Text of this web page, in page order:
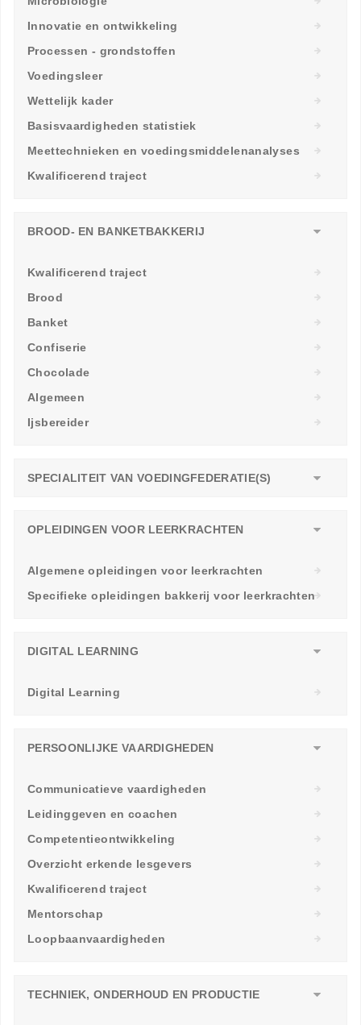
Innovatie en ontwikkeling
Processen - grondstoffen
Voedingsleer
Wettelijk kader
Basisvaardigheden statistiek
Meettechnieken en voedingsmiddelenanalyses
Kwalificerend traject
BROOD- EN BANKETBAKKERIJ
Kwalificerend traject
Brood
Banket
Confiserie
Chocolade
Algemeen
Ijsbereider
SPECIALITEIT VAN VOEDINGFEDERATIE(S)
OPLEIDINGEN VOOR LEERKRACHTEN
Algemene opleidingen voor leerkrachten
Specifieke opleidingen bakkerij voor leerkrachten
DIGITAL LEARNING
Digital Learning
PERSOONLIJKE VAARDIGHEDEN
Communicatieve vaardigheden
Leidinggeven en coachen
Competentieontwikkeling
Overzicht erkende lesgevers
Kwalificerend traject
Mentorschap
Loopbaanvaardigheden
TECHNIEK, ONDERHOUD EN PRODUCTIE